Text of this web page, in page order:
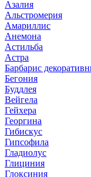
Азалия
Альстромерия
Амариллис
Анемона
Астильба
Астра
Барбарис
Бегония
Буддлея
Вейгела
Гейхера
Георгина
Гибискус
Гипсофила
Гладиолус
Глициния
Глоксиния